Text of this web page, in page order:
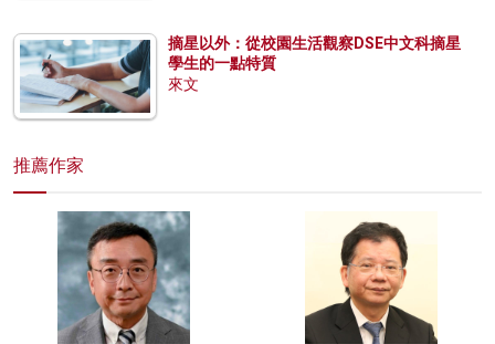
摘星以外：從校園生活觀察DSE中文科摘星
學生的一點特質
來文
推薦作家